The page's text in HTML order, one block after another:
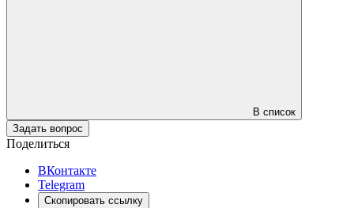
В список
Задать вопрос
Поделиться
ВКонтакте
Telegram
Скопировать ссылку